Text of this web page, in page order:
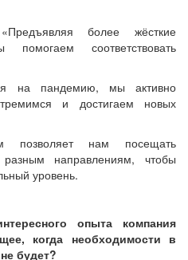
более жёсткие
соответствовать
на пандемию, мы активно
и достигаем новых
позволяет нам посещать
направлениям, чтобы
уровень.
опыта компания
когда необходимости в
будет?